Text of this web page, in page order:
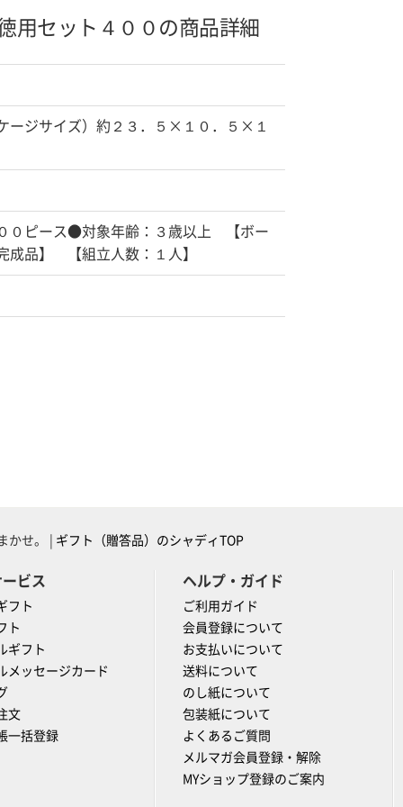
セット４００の商品詳細
ージサイズ）約２３．５×１０．５×１
０ピース●対象年齢：３歳以上 【ボー
品】 【組立人数：１人】
かせ。 | ギフト（贈答品）のシャディTOP
ビス
フト
ト
ギフト
メッセージカード
文
一括登録
ヘルプ・ガイド
ご利用ガイド
会員登録について
お支払いについて
送料について
のし紙について
包装紙について
よくあるご質問
メルマガ会員登録・解除
MYショップ登録のご案内